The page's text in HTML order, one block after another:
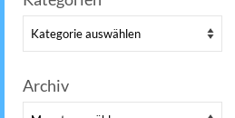
Kategorien
Archiv
Archiv